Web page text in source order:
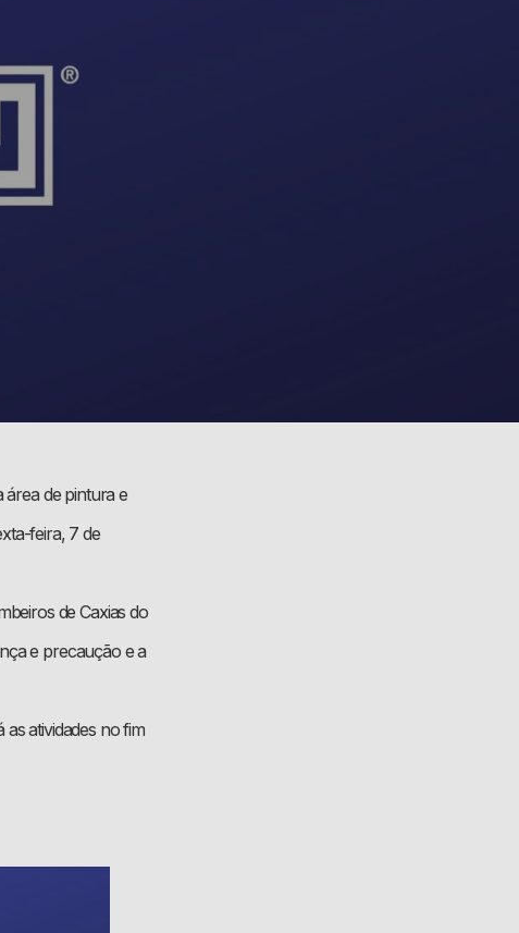
de pintura e
feira, 7 de
de Caxias do
e precaução e a
atividades no fim